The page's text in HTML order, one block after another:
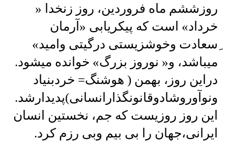
روزششم ماه فروردین، روز زنخدا «
خرداد» است که پیکریابی «آرمان
ِسعادت وخوشزیستی درگیتی وامید»
میباشد، و« نوروز بزرگ» خوانده میشود.
دراین روز، بهمن ( هوشنگ= خردبنیاد
ونوآوروشادوقانونگذارانسانی)پدیدارشد.
این روز روزیست که جم، نخستین انسان
ایرانی،جهان را بی بیم وبی رزم کرد.